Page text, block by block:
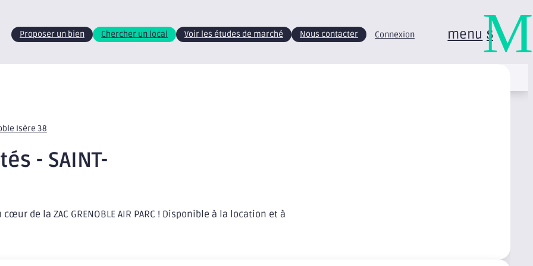
Proposer un bien Chercher un local Voir les études de marché Nous contacter Connexion menu
Isère 38
- SAINT-
de la ZAC GRENOBLE AIR PARC ! Disponible à la location et à
M